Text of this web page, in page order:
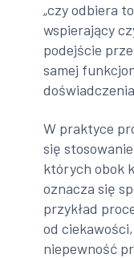
„czy odbiera
wspierający
podejście
samej
W praktyce
się
których obok
oznacza się
przykład
od
niepewność